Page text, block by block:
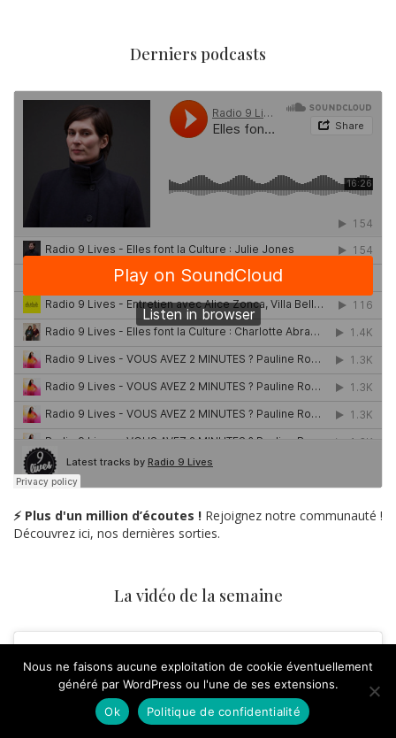
Derniers podcasts
⚡ Plus d'un million d’écoutes ! Rejoignez notre communauté !
Découvrez ici, nos dernières sorties.
La vidéo de la semaine
Nous ne faisons aucune exploitation de cookie éventuellement
généré par WordPress ou l'une de ses extensions.
Ok
Politique de confidentialité